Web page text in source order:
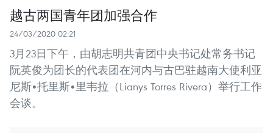
越古两国青年团加强合作
24/03/2020 02:21
3月23日下午，由胡志明共青团中央书记处常务书记
阮英俊为团长的代表团在河内与古巴驻越南大使利亚
尼斯•托里斯•里韦拉（Lianys Torres Rivera）举行工作
会谈。